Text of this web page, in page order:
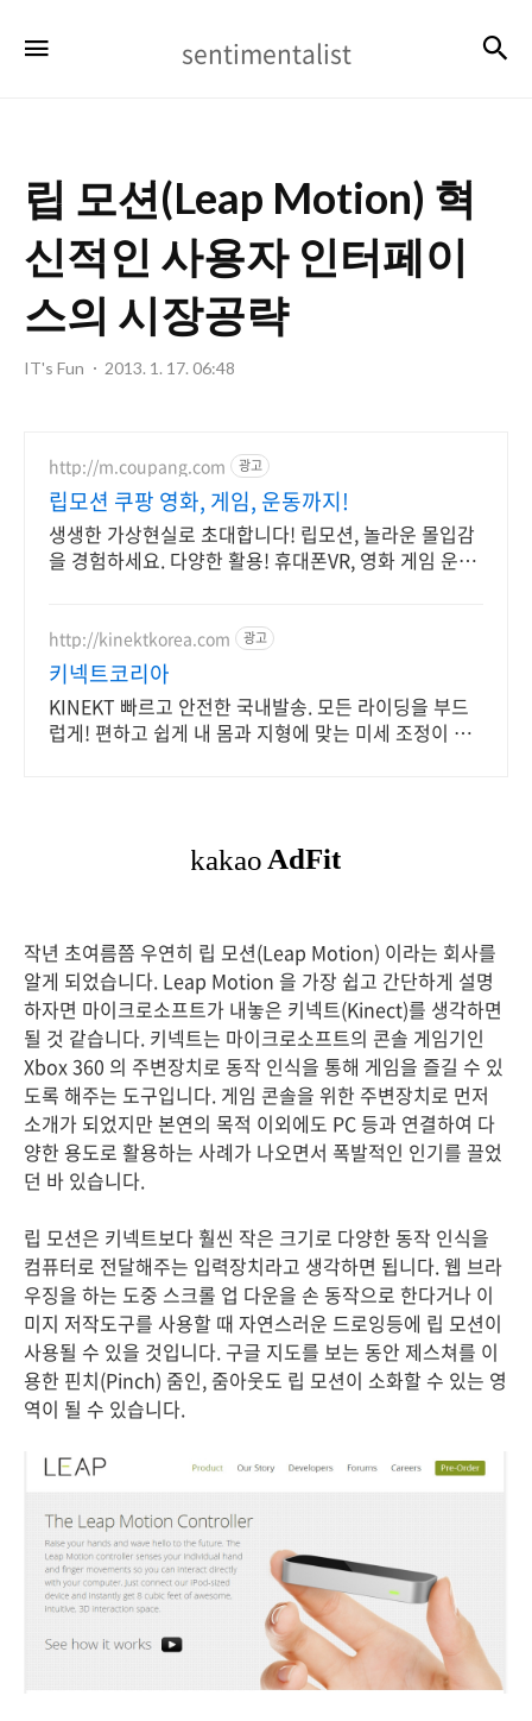
sentimentalist
립 모션(Leap Motion) 혁
신적인 사용자 인터페이
스의 시장공략
IT's Fun 2013. 1. 17. 06:48
http://m.coupang.com 광고
립모션 쿠팡 영화, 게임, 운동까지!
생생한 가상현실로 초대합니다! 립모션, 놀라운 몰입감
을 경험하세요. 다양한 활용! 휴대폰VR, 영화 게임 운동
http://kinektkorea.com 광고
키넥트코리아
KINEKT 빠르고 안전한 국내발송. 모든 라이딩을 부드
럽게! 편하고 쉽게 내 몸과 지형에 맞는 미세 조정이 가
작년 초여름쯤 우연히 립 모션(Leap Motion) 이라는 회사를
알게 되었습니다. Leap Motion 을 가장 쉽고 간단하게 설명
하자면 마이크로소프트가 내놓은 키넥트(Kinect)를 생각하면
될 것 같습니다. 키넥트는 마이크로소프트의 콘솔 게임기인
Xbox 360 의 주변장치로 동작 인식을 통해 게임을 즐길 수 있
도록 해주는 도구입니다. 게임 콘솔을 위한 주변장치로 먼저
소개가 되었지만 본연의 목적 이외에도 PC 등과 연결하여 다
양한 용도로 활용하는 사례가 나오면서 폭발적인 인기를 끌었
던 바 있습니다.
립 모션은 키넥트보다 훨씬 작은 크기로 다양한 동작 인식을
컴퓨터로 전달해주는 입력장치라고 생각하면 됩니다. 웹 브라
우징을 하는 도중 스크롤 업 다운을 손 동작으로 한다거나 이
미지 저작도구를 사용할 때 자연스러운 드로잉등에 립 모션이
사용될 수 있을 것입니다. 구글 지도를 보는 동안 제스쳐를 이
용한 핀치(Pinch) 줌인, 줌아웃도 립 모션이 소화할 수 있는 영
역이 될 수 있습니다.